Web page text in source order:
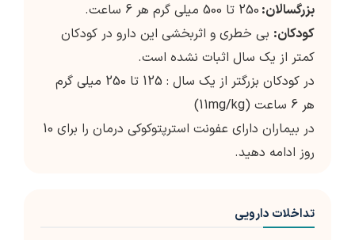
بزرگسالان: 250 تا 500 میلی گرم هر 6 ساعت.
کودکان: بی خطری و اثربخشی این دارو در کودکان
کمتر از یک سال اثبات نشده است.
در کودکان بزرگتر از یک سال : 125 تا 250 میلی گرم
هر 6 ساعت (11mg/kg)
در بیماران دارای عفونت استرپتوکوکی درمان را برای 10
روز ادامه دهید.
تداخلات دارویی